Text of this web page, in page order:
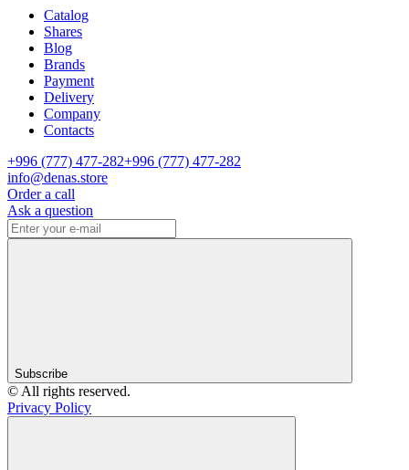
Catalog
Shares
Blog
Brands
Payment
Delivery
Company
Contacts
+996 (777) 477-282+996 (777) 477-282
info@denas.store
Order a call
Ask a question
Subscribe
© All rights reserved.
Privacy Policy